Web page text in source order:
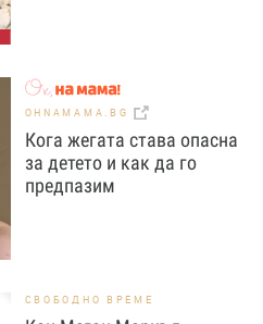
OHNAMAMA.BG
Кога жегата става опасна
за детето и как да го
предпазим
СВОБОДНО ВРЕМЕ